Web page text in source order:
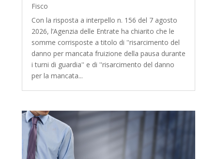
Fisco
Con la risposta a interpello n. 156 del 7 agosto
2026, l’Agenzia delle Entrate ha chiarito che le
somme corrisposte a titolo di ''risarcimento del
danno per mancata fruizione della pausa durante
i turni di guardia'' e di ''risarcimento del danno
per la mancata...